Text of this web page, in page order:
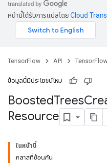
หน้านี้ได้รับการแปลโดย Cloud
TensorFlow API
ข้อมูลนี้มีประโยชน์ไหม
BoostedTrees
Resource
ในหน้านี้
คลาสที่ซ้อนกัน